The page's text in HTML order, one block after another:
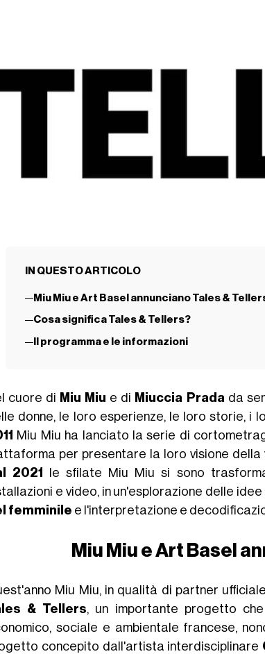
IN QUESTO ARTICOLO
Miu Miu e Art Basel annunciano Tales &
Cosa significa Tales & Tellers?
Il programma e le informazioni
cuore di Miu Miu e di Miuccia Prada da
donne, le loro esperienze, le loro storie, i
Miu Miu ha lanciato la serie di
per presentare la loro visione
2021
le sfilate Miu Miu si sono
e video, in un'esplorazione delle
femminile e l'interpretazione e
Miu Miu e Art Basel
Miu Miu, in qualità di partner
& Tellers, un importante progetto
sociale e ambientale francese,
concepito dall'artista interdisciplinare